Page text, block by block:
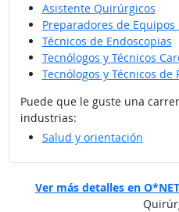
Asistente Quirúrgicos
Preparadores de Equipos
Técnicos de Endoscopias
Tecnólogos y Técnicos
Tecnólogos y Técnicos de
Puede que le guste una
industrias:
Salud y orientación
Ver más detalles en